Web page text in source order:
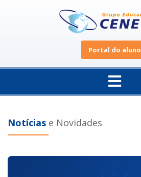
Portal do aluno
Notícias e Novidades